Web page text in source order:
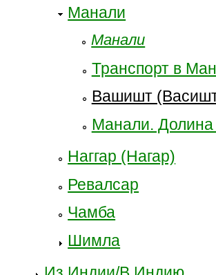
Манали
Манали
Транспорт в
Вашишт
Манали. Долина
Наггар (Нагар)
Ревалсар
Чамба
Шимла